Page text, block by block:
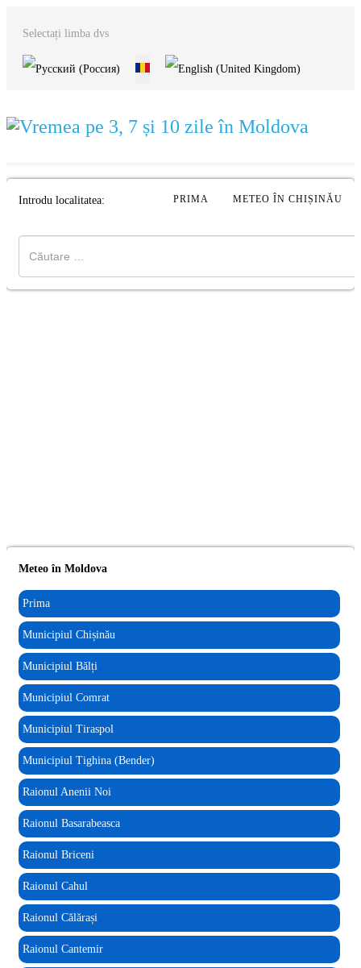
Selectați limba dvs
PRIMA METEO ÎN CHIȘINĂU
Introdu localitatea:
Meteo în Moldova
Prima
Municipiul Chișinău
Municipiul Bălți
Municipiul Comrat
Municipiul Tiraspol
Municipiul Tighina (Bender)
Raionul Anenii Noi
Raionul Basarabeasca
Raionul Briceni
Raionul Cahul
Raionul Călărași
Raionul Cantemir